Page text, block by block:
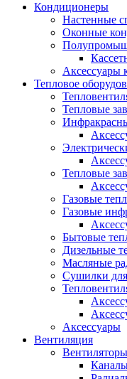
Кондиционеры
Настенные
Оконные
Аксессуары
Тепловое
Тепловые
Тепловые
Газовые
Газовые
Бытовые
Дизельные
Масляные
Сушилки
Аксессуары
Вентиляция
Вентиляторы